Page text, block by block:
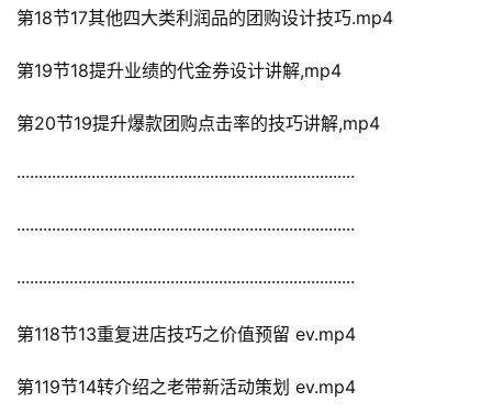
第18节17其他四大类利润品的团购设计技巧.mp4
第19节18提升业绩的代金券设计讲解,mp4
第20节19提升爆款团购点击率的技巧讲解,mp4
·············································································
·············································································
·············································································
第118节13重复进店技巧之价值预留 ev.mp4
第119节14转介绍之老带新活动策划 ev.mp4